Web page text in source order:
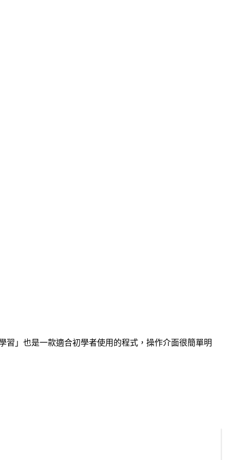
習」也是一款適合初學者使用的程式，操作介面很簡單明